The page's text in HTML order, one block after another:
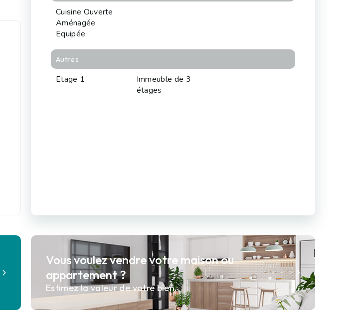
Cuisine Ouverte
Aménagée
Equipée
Autres
Etage 1
Immeuble de 3
étages
Vous voulez vendre votre maison ou
appartement ?
Estimez la valeur de votre bien.